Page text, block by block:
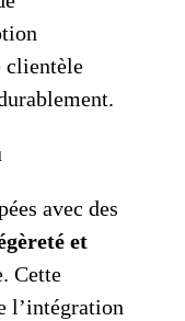
clientèle
avec des
et
Cette
l’intégration